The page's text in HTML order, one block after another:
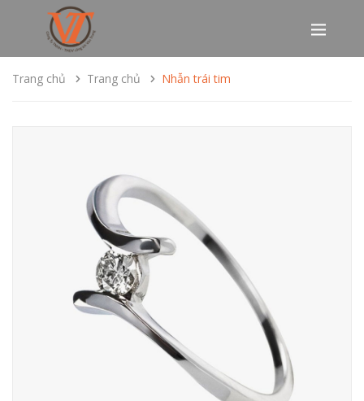
Trang chủ Trang chủ Nhẫn trái tim